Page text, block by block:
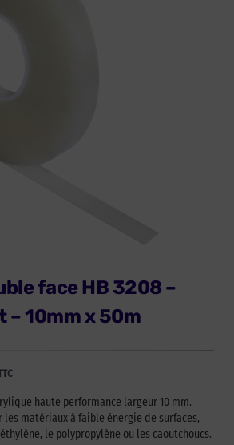
face HB 3208 –
10mm x 50m
haute performance largeur 10 mm.
les matériaux à faible énergie de surfaces,
le polypropylène ou les caoutchoucs.